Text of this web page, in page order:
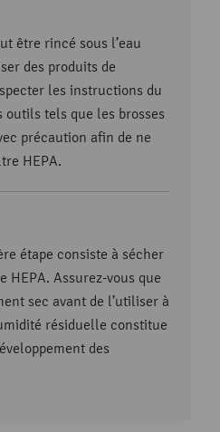
être rincé sous l’eau
des produits de
les instructions du
tels que les brosses
précaution afin de ne
HEPA.
étape consiste à sécher
Assurez-vous que
sec avant de l’utiliser à
résiduelle constitue
des